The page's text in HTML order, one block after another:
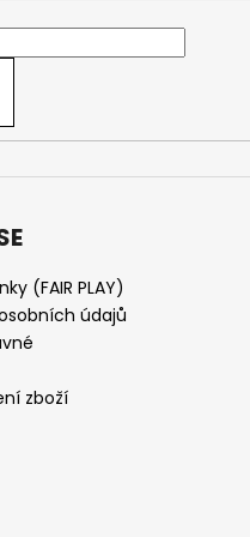
(FAIR PLAY)
údajů
zboží